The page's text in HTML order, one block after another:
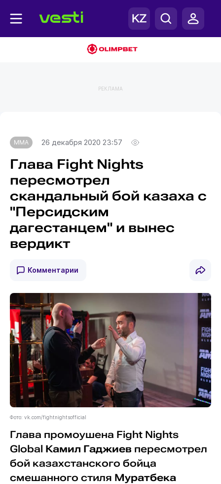
РЕКЛАМА
MMA 26 декабря 2020 23:57
Глава Fight Nights
пересмотрел
скандальный бой казаха с
"Персидским
дагестанцем" и вынес
вердикт
Комментарии
Фото: vk.com/fightnightsofficial
Глава промоушена Fight Nights
Global Камил Гаджиев пересмотрел
бой казахстанского бойца
смешанного стиля Муратбека